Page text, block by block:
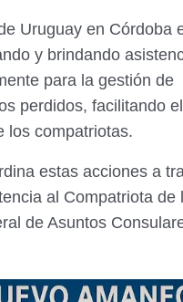
Uruguay en Córdoba
y brindando
para la gestión de
perdidos, facilitando
los compatriotas.
estas acciones a
al Compatriota de
de Asuntos